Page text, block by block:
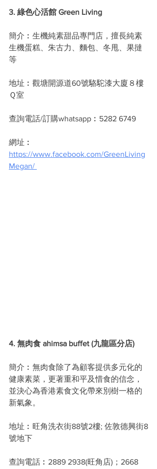
3. 綠色心活館 Green Living
簡介︰生機純素甜品專門店，擅長純素
生機蛋糕、朱古力、麵包、冬甩、果撻
等
地址︰觀塘開源道60號駱駝漆大廈８樓
Ｑ室
查詢電話/訂購whatsapp︰5282 6749
網址︰
https://www.facebook.com/GreenLiving
Megan/
4. 無肉食 ahimsa buffet (九龍區分店)
簡介︰無肉食除了為顧客提供多元化的
健康素菜，更著重和平及惜食的信念，
並決心為香港素食文化帶來別樹一格的
新氣象。
地址︰旺角洗衣街88號2樓; 佐敦德興街8
號地下
查詢電話︰2889 2938(旺角店)；2668